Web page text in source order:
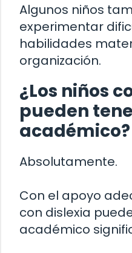
Algunos niños
experimentar
habilidades
organización.
¿Los niños
pueden
académico?
Absolutamente.
Con el apoyo
con dislexia
académico